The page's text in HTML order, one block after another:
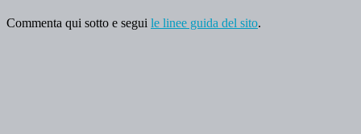
Commenta qui sotto e segui le linee guida del sito.